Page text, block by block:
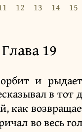
12 13 14 15
Глава 19
и
в
как
во весь